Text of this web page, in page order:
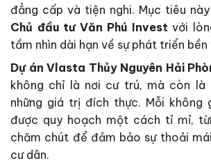
đẳng cấp và tiện nghi. Mục tiêu
Chủ đầu tư Văn Phú Invest với
tầm nhìn dài hạn về sự phát triển bền
Dự án Vlasta Thủy Nguyên Hải
không chỉ là nơi cư trú, mà còn là
những giá trị đích thực. Mỗi không
được quy hoạch một cách tỉ mỉ,
chăm chút để đảm bảo sự thoải
cư dân.